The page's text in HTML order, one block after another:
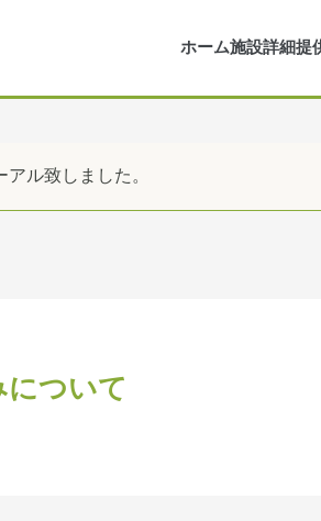
ホーム施設詳細提
ル致しました。
ついて